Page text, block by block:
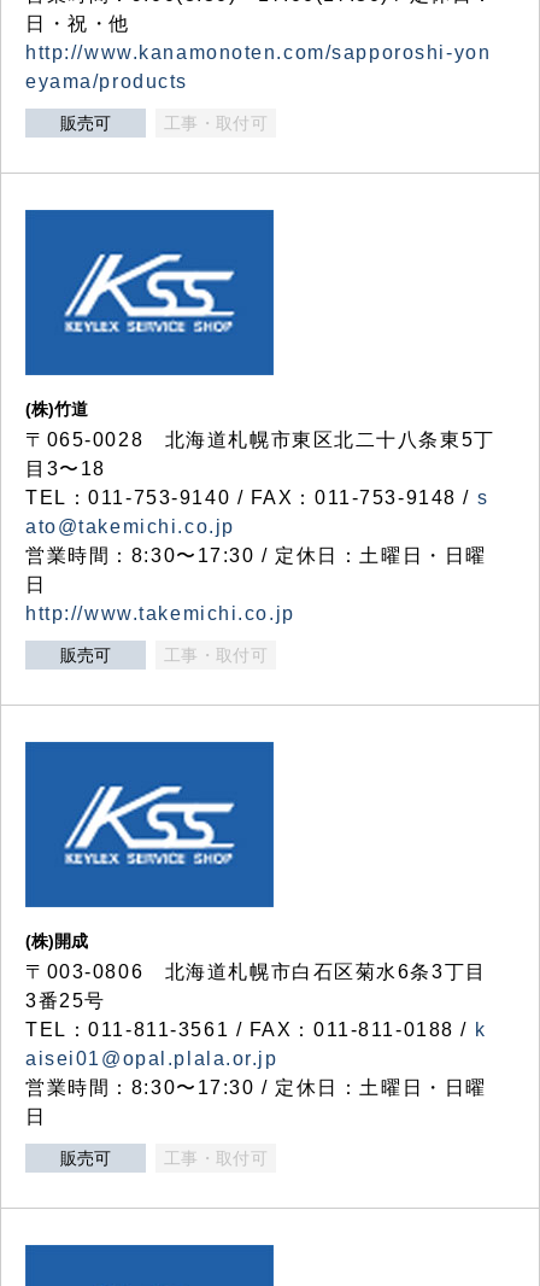
日・祝・他
http://www.kanamonoten.com/sapporoshi-yon
eyama/products
販売可 工事・取付可
(株)竹道
〒065-0028 北海道札幌市東区北二十八条東5丁
目3〜18
TEL：011-753-9140 / FAX：011-753-9148 / s
ato@takemichi.co.jp
営業時間：8:30〜17:30 / 定休日：土曜日・日曜
日
http://www.takemichi.co.jp
販売可 工事・取付可
(株)開成
〒003-0806 北海道札幌市白石区菊水6条3丁目
3番25号
TEL：011-811-3561 / FAX：011-811-0188 / k
aisei01@opal.plala.or.jp
営業時間：8:30〜17:30 / 定休日：土曜日・日曜
日
販売可 工事・取付可